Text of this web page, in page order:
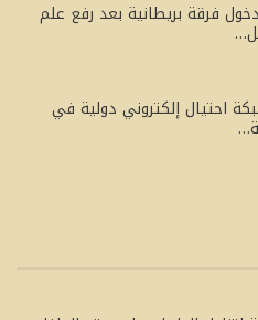
فرقة بريطانية بعد رفع علم
احتيال إلكتروني دولية في